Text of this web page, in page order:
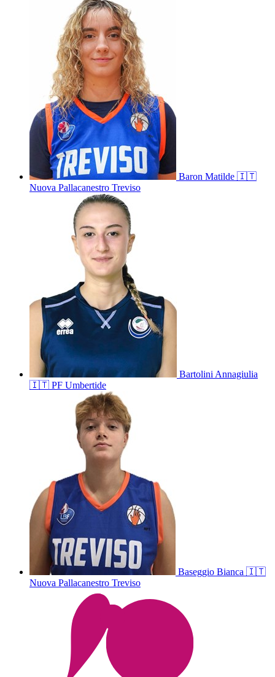
Baron Matilde 🇮🇹
Nuova Pallacanestro Treviso
Bartolini Annagiulia
🇮🇹 PF Umbertide
Baseggio Bianca 🇮🇹
Nuova Pallacanestro Treviso